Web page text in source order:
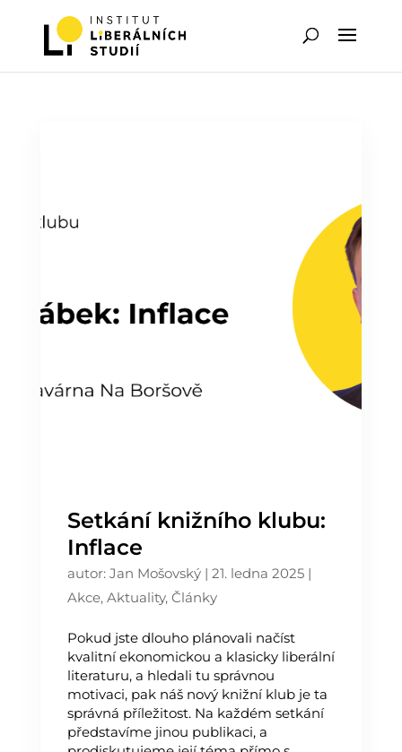
Setkání knižního klubu:
Inflace
autor: Jan Mošovský| 21. ledna 2025|
Akce, Aktuality, Články
Pokud jste dlouho plánovali načíst
kvalitní ekonomickou a klasicky liberální
literaturu, a hledali tu správnou
motivaci, pak náš nový knižní klub je ta
správná příležitost. Na každém setkání
představíme jinou publikaci, a